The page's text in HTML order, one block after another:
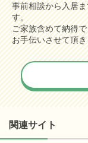
事前相談から入居
す。
ご家族含めて納得
お手伝いさせて頂
関連サイト